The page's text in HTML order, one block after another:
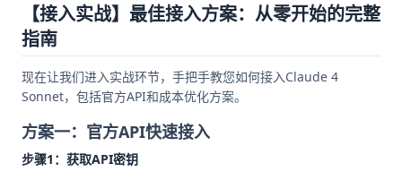
【接入实战】最佳接入方案：从零开始的完整
指南
现在让我们进入实战环节，手把手教您如何接入Claude 4
Sonnet，包括官方API和成本优化方案。
方案一：官方API快速接入
步骤1：获取API密钥